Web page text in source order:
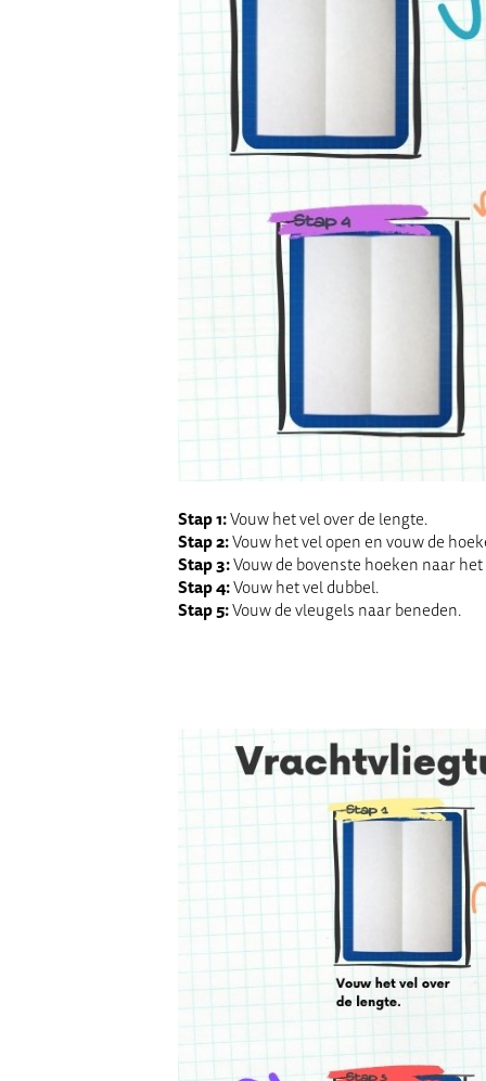
Stap 1:Vouw het vel over de lengte.
Stap 2:Vouw het vel open en vouw de
Stap 3:Vouw de bovenste hoeken naar
Stap 4:Vouw het vel dubbel.
Stap 5:Vouw de vleugels naar beneden.